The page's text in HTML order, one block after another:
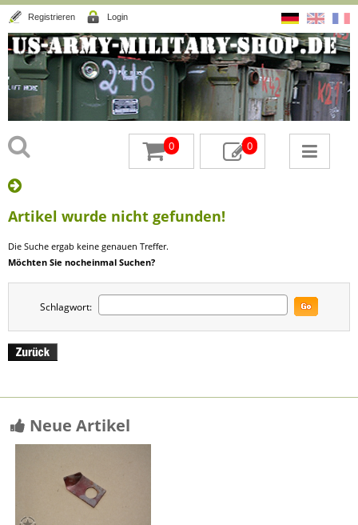
Registrieren Login
0 0
Artikel wurde nicht gefunden!
Die Suche ergab keine genauen Treffer.
Möchten Sie nocheinmal Suchen?
Schlagwort:
Neue Artikel